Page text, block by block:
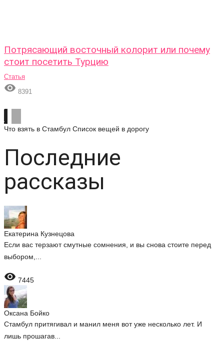
Потрясающий восточный колорит или почему
стоит посетить Турцию
Статья
 8391
Что взять в Стамбул Список вещей в дорогу
Последние
рассказы
Екатерина Кузнецова
Если вас терзают смутные сомнения, и вы снова стоите перед
выбором,...
 7445
Оксана Бойко
Стамбул притягивал и манил меня вот уже несколько лет. И
лишь прошагав...